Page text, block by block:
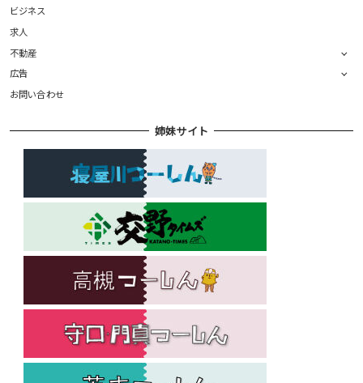
ビジネス
求人
不動産
広告
お問い合わせ
姉妹サイト